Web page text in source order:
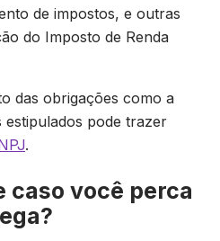
de impostos, e outras
do Imposto de Renda
das obrigações como a
pode trazer
.
caso você perca